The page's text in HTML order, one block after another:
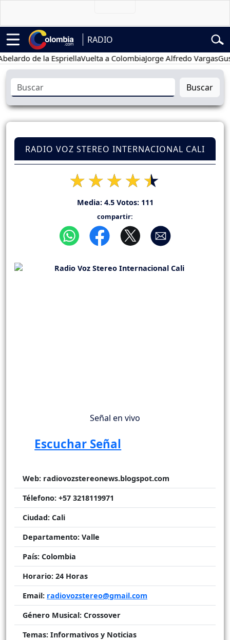
RADIO
de la EspriellaVuelta a ColombiaJorge Alfredo Vargas
Buscar
RADIO VOZ STEREO INTERNACIONAL CALI
Media: 4.5Votos: 111
compartir:
Señal en vivo
Escuchar Señal
Web: radiovozstereonews.blogspot.com
Télefono: +57 3218119971
Ciudad: Cali
Departamento: Valle
País: Colombia
Horario: 24 Horas
Email: radiovozstereo@gmail.com
Género Musical: Crossover
Temas: Informativos y Noticias